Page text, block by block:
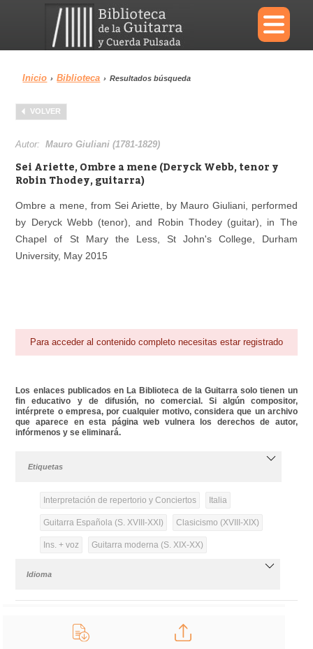
×
Menu
Biblioteca
Área personal Reproductor
Inicio › Biblioteca › Resultados búsqueda
VOLVER
Autor:Mauro Giuliani (1781-1829)
Sei Ariette, Ombre a mene (Deryck Webb, tenor y
Robin Thodey, guitarra)
Ombre a mene, from Sei Ariette, by Mauro Giuliani, performed
by Deryck Webb (tenor), and Robin Thodey (guitar), in The
Chapel of St Mary the Less, St John's College, Durham
University, May 2015
Para acceder al contenido completo necesitas estar registrado
Los enlaces publicados en La Biblioteca de la Guitarra solo tienen un
fin educativo y de difusión, no comercial. Si algún compositor,
intérprete o empresa, por cualquier motivo, considera que un archivo
que aparece en esta página web vulnera los derechos de autor,
infórmenos y se eliminará.
Etiquetas
Interpretación de repertorio y Conciertos Italia
Guitarra Española (S. XVIII-XXI) Clasicismo (XVIII-XIX)
Ins. + voz Guitarra moderna (S. XIX-XX)
Idioma